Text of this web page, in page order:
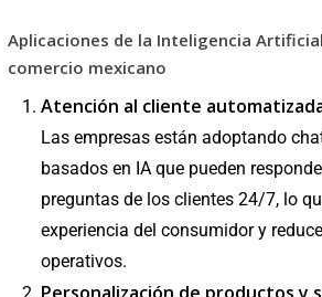
Aplicaciones de la Inteligencia
comercio mexicano
Atención al cliente
Las empresas están adoptando
basados en IA que pueden
preguntas de los clientes 24/7, lo
experiencia del consumidor y
operativos.